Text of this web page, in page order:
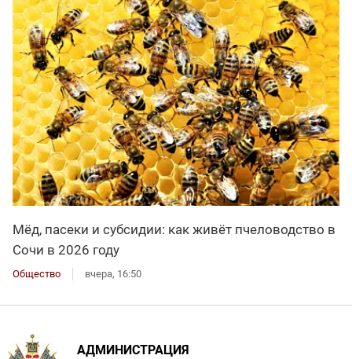
Мёд, пасеки и субсидии: как живёт пчеловодство в
Сочи в 2026 году
Общество вчера, 16:50
АДМИНИСТРАЦИЯ